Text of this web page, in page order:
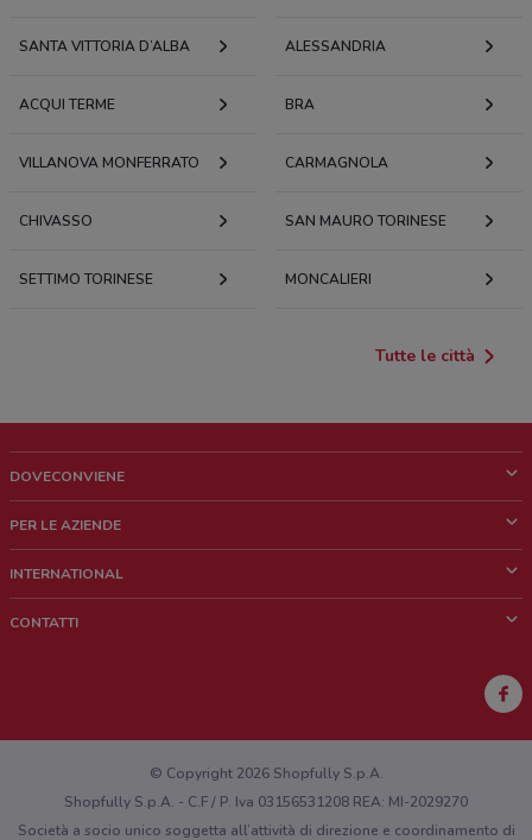
SANTA VITTORIA D’ALBA ALESSANDRIA
ACQUI TERME BRA
VILLANOVA MONFERRATO CARMAGNOLA
CHIVASSO SAN MAURO TORINESE
SETTIMO TORINESE MONCALIERI
Tutte le città
DOVECONVIENE
Chi siamo
Lavora con noi
PER LE AZIENDE
Richieste commerciali e marketing
INTERNATIONAL
CONTATTI
Hai un malfunzionamento sul web o sull'app?
© Copyright 2026 Shopfully S.p.A.
Shopfully S.p.A. - C.F / P. Iva 03156531208 REA: MI-2029270
Società a socio unico soggetta all’attività di direzione e coordinamento di